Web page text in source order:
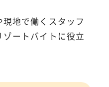
地で働くスタッフ
ートバイトに役立